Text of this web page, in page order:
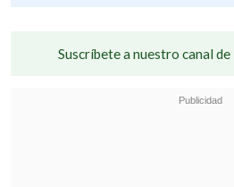
Suscríbete a nuestro canal de